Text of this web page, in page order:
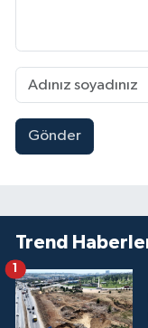
Gönder
Trend
1